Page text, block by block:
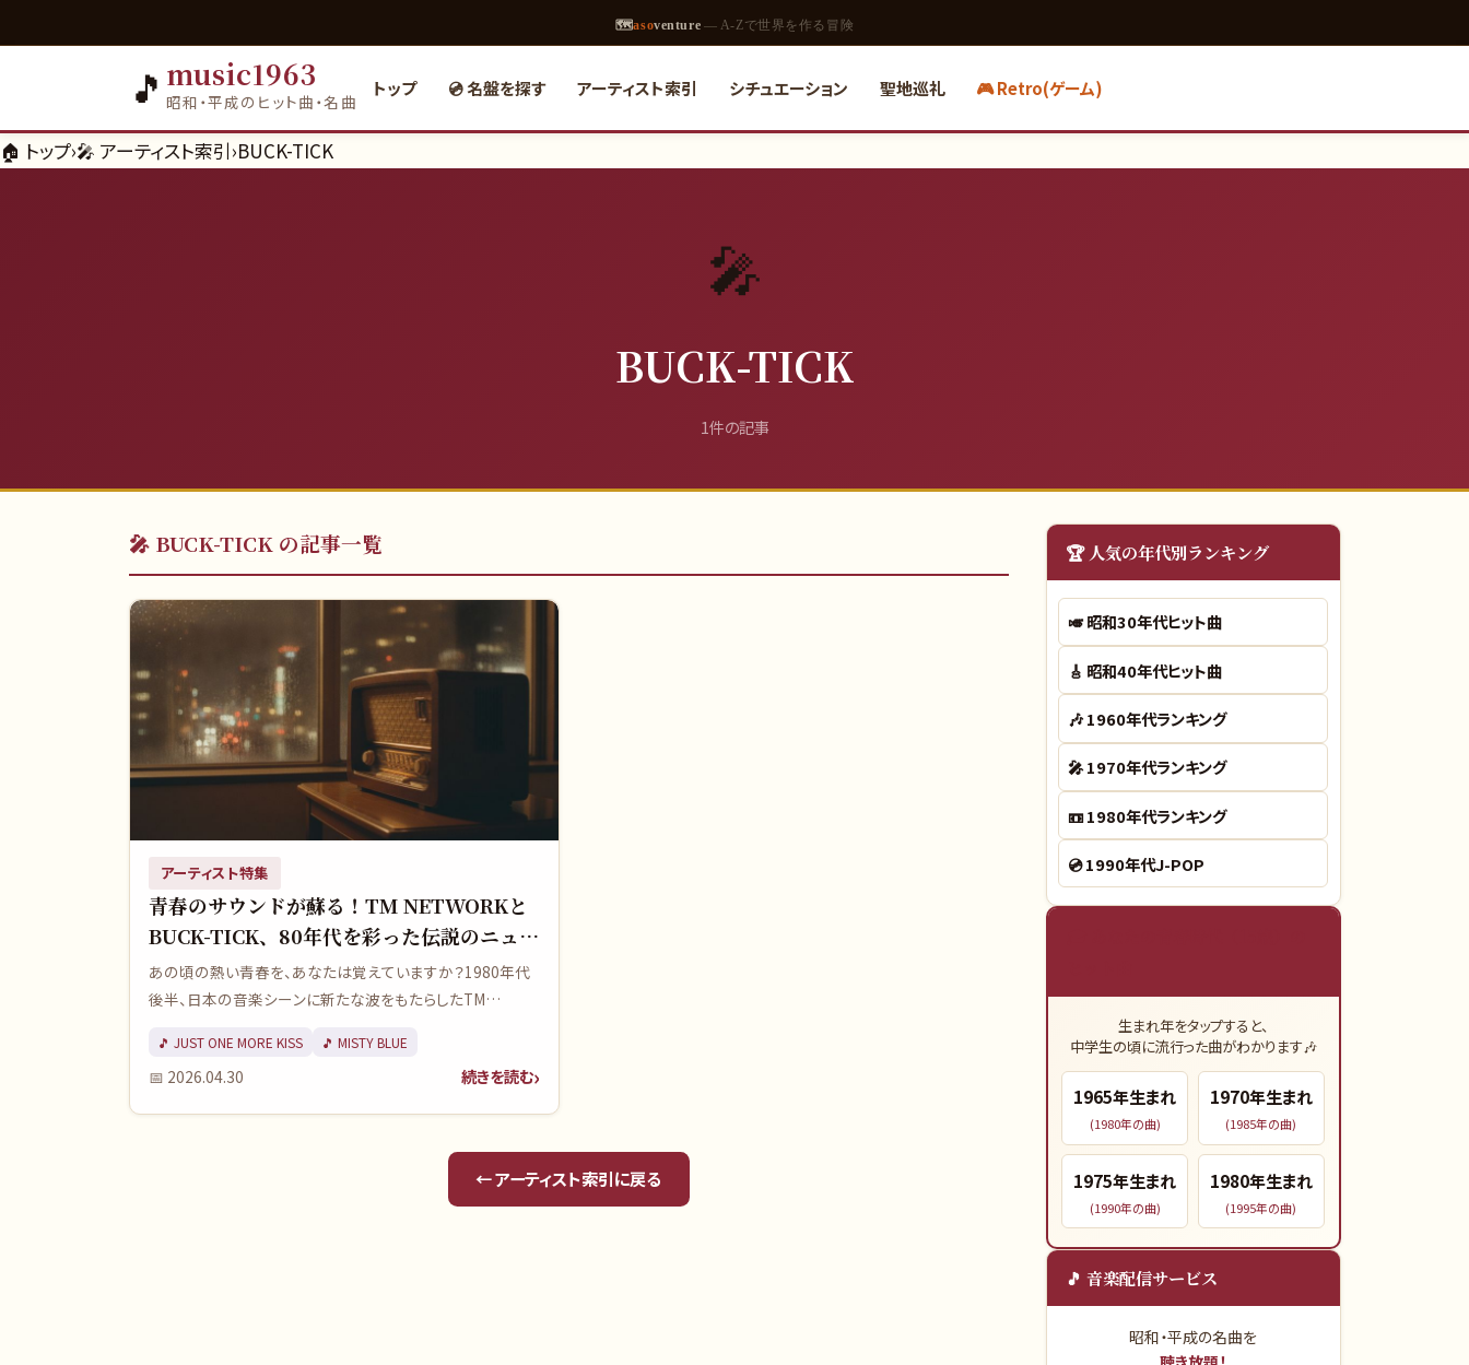
🗺asoventure — A-Zで世界を作る冒険
🎵 music1963
昭和・平成のヒット曲・名曲
トップ 💿 名盤を探す アーティスト索引 シチュエーション 聖地巡礼 🎮 Retro(ゲーム)
🏠 トップ›🎤 アーティスト索引›BUCK-TICK
🎤
BUCK-TICK
1件の記事
🎤 BUCK-TICK の記事一覧
アーティスト特集
青春のサウンドが蘇る！TM NETWORKと
BUCK-TICK、80年代を彩った伝説のニュー
ウェーブを覚えていますか？
あの頃の熱い青春を、あなたは覚えていますか？1980年代
後半、日本の音楽シーンに新たな波をもたらしたTM
す独創的なサウンドは、多くの若者の心を掴み、忘れられな
い記憶として刻まれました。彼らの音楽が、もう一度あなた
🎵 JUST ONE MORE KISS 🎵 MISTY BLUE
📅 2026.04.30 続きを読む
← アーティスト索引に戻る
🏆 人気の年代別ランキング
🎺昭和30年代ヒット曲
🎸 昭和40年代ヒット曲
🎶1960年代ランキング
🎤1970年代ランキング
📼1980年代ランキング
💿1990年代J-POP
生まれ年をタップすると、
中学生の頃に流行った曲がわかります🎶
1965年生まれ
(1980年の曲)
1970年生まれ
(1985年の曲)
1975年生まれ
(1990年の曲)
1980年生まれ
(1995年の曲)
🎵 音楽配信サービス
昭和・平成の名曲を